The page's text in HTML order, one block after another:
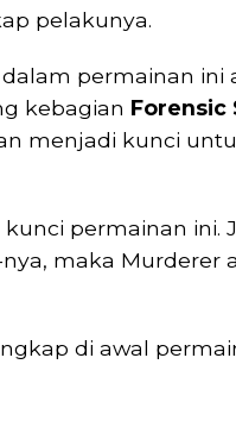
pelakunya.
permainan
kebagian Forensic
menjadi kunci
permainan ini.
maka Murderer
di awal